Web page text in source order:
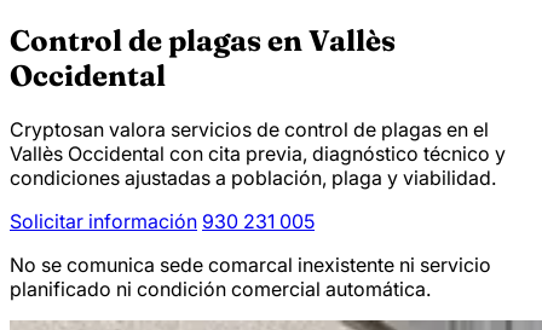
Control de plagas en Vallès
Occidental
Cryptosan valora servicios de control de plagas en el
Vallès Occidental con cita previa, diagnóstico técnico y
condiciones ajustadas a población, plaga y viabilidad.
Solicitar información 930 231 005
No se comunica sede comarcal inexistente ni servicio
planificado ni condición comercial automática.